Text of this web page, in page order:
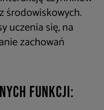
środowiskowych.
uczenia się, na
zachowań
funkcji: